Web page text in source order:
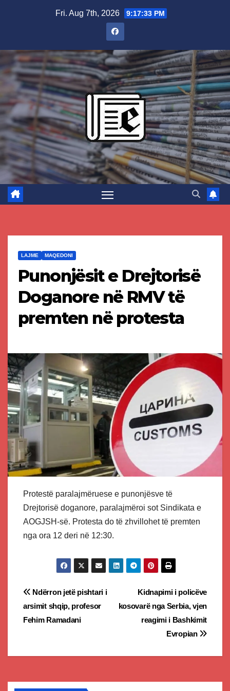
Fri. Aug 7th, 2026 9:17:34 PM
LAJME MAQEDONI
Punonjësit e Drejtorisë
Doganore në RMV të
premten në protesta
Protestë paralajmëruese e punonjësve të
Drejtorisë doganore, paralajmëroi sot Sindikata e
AOGJSH-së. Protesta do të zhvillohet të premten
nga ora 12 deri në 12:30.
Post
navigation
Kidnapimi i policëve
kosovarë nga Serbia, vjen
reagimi i Bashkimit
Evropian
Ndërron jetë pishtari i
arsimit shqip, profesor
Fehim Ramadani